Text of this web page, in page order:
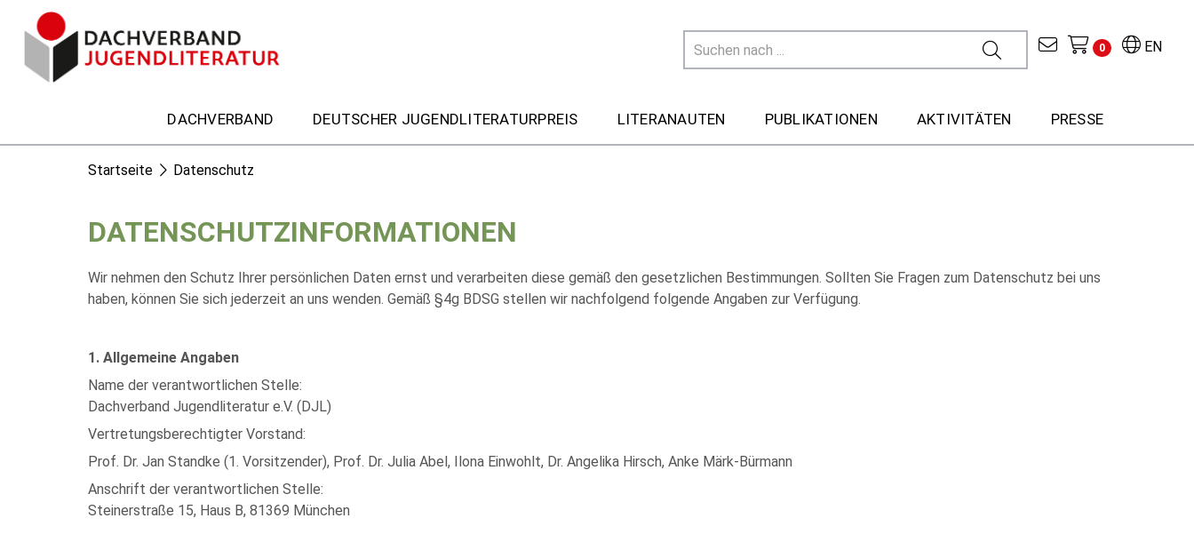
EN
0
DACHVERBAND DEUTSCHER JUGENDLITERATURPREIS LITERANAUTEN PUBLIKATIONEN AKTIVITÄTEN PRESSE
Startseite Datenschutz
DATENSCHUTZINFORMATIONEN
Wir nehmen den Schutz Ihrer persönlichen Daten ernst und verarbeiten diese gemäß den gesetzlichen Bestimmungen. Sollten Sie Fragen zum Datenschutz bei uns
haben, können Sie sich jederzeit an uns wenden. Gemäß §4g BDSG stellen wir nachfolgend folgende Angaben zur Verfügung.
1. Allgemeine Angaben
Name der verantwortlichen Stelle:
Dachverband Jugendliteratur e.V. (DJL)
Vertretungsberechtigter Vorstand:
Prof. Dr. Jan Standke (1. Vorsitzender), Prof. Dr. Julia Abel, Ilona Einwohlt, Dr. Angelika Hirsch, Anke Märk-Bürmann
Anschrift der verantwortlichen Stelle:
Steinerstraße 15, Haus B, 81369 München